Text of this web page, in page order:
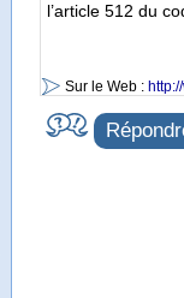
l’article 512 du
Sur le Web :